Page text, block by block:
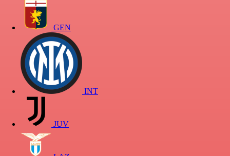
GEN
INT
JUV